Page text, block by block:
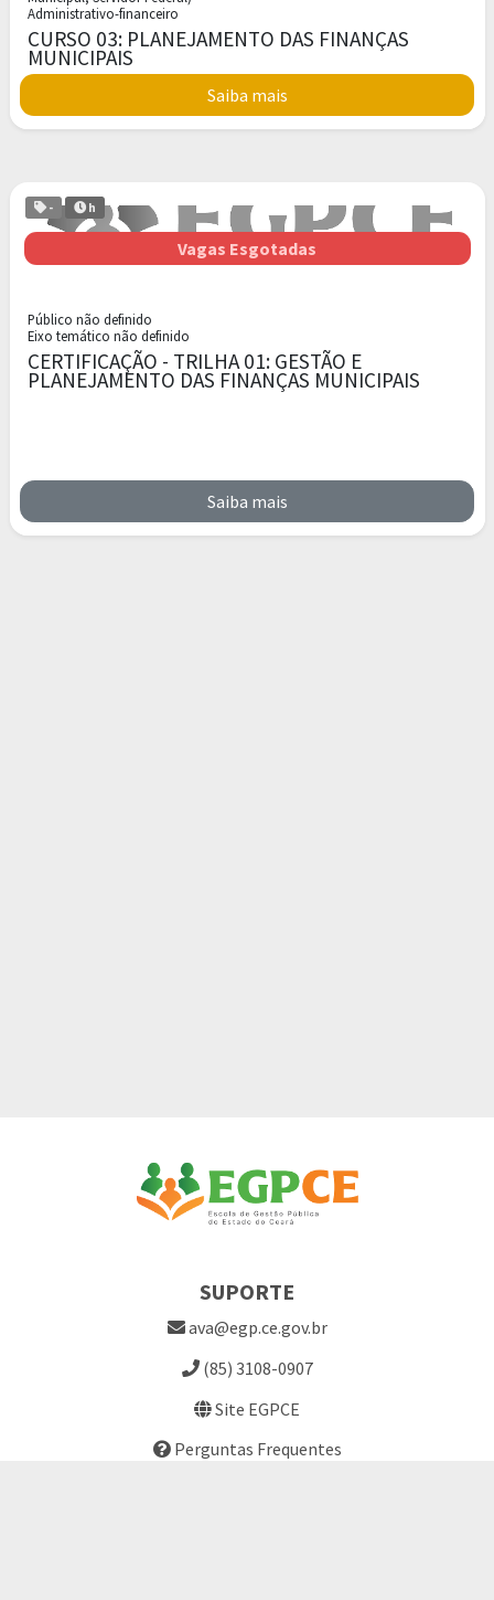
Administrativo-financeiro
CURSO 03: PLANEJAMENTO DAS FINANÇAS
MUNICIPAIS
Saiba mais
- h
Vagas Esgotadas
Público não definido
Eixo temático não definido
CERTIFICAÇÃO - TRILHA 01: GESTÃO E
PLANEJAMENTO DAS FINANÇAS MUNICIPAIS
Saiba mais
SUPORTE
ava@egp.ce.gov.br
(85) 3108-0907
Site EGPCE
Perguntas Frequentes